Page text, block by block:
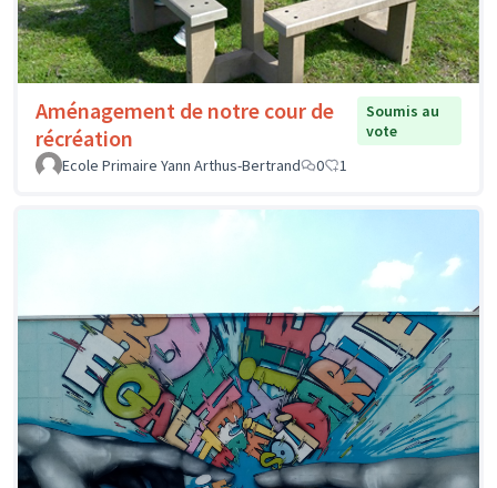
Aménagement de notre cour de
récréation
Soumis au
vote
Ecole Primaire Yann Arthus-Bertrand
0 1